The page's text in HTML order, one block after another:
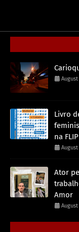
August
Livro
na
August
Ator
Amor
August